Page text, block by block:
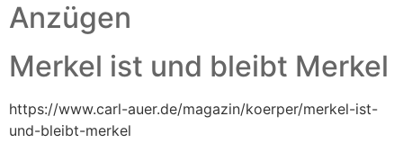
Anzügen
Merkel ist und bleibt Merkel
https://www.carl-auer.de/magazin/koerper/merkel-ist-
und-bleibt-merkel